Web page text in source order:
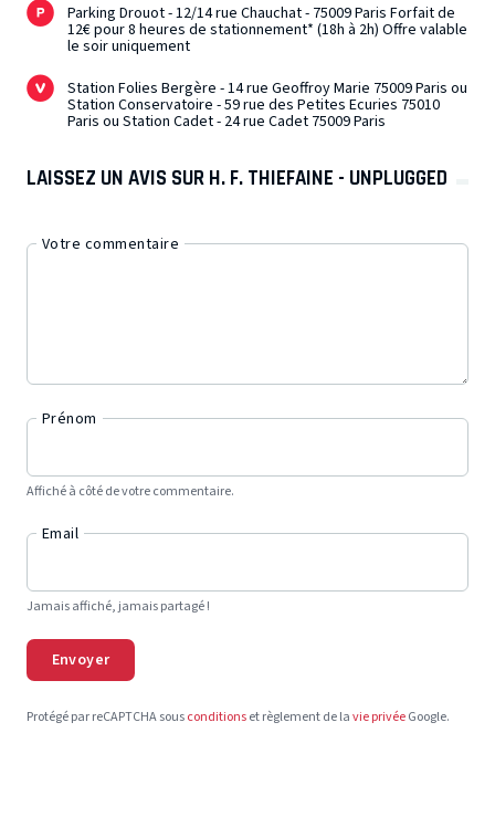
Parking Drouot - 12/14 rue Chauchat - 75009 Paris Forfait de
12€ pour 8 heures de stationnement* (18h à 2h) Offre valable
le soir uniquement
Station Folies Bergère - 14 rue Geoffroy Marie 75009 Paris ou
Station Conservatoire - 59 rue des Petites Ecuries 75010
Paris ou Station Cadet - 24 rue Cadet 75009 Paris
LAISSEZ UN AVIS SUR H. F. THIEFAINE - UNPLUGGED
Votre commentaire
Prénom
Affiché à côté de votre commentaire.
Email
Jamais affiché, jamais partagé !
Envoyer
Protégé par reCAPTCHA sousconditionset règlement de lavie privéeGoogle.